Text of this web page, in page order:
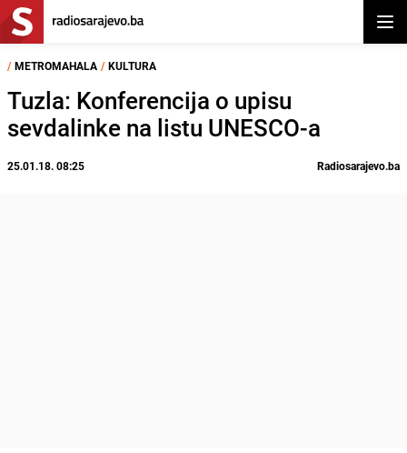
/ METROMAHALA / KULTURA
Tuzla: Konferencija o upisu
sevdalinke na listu UNESCO-a
25.01.18. 08:25 Radiosarajevo.ba